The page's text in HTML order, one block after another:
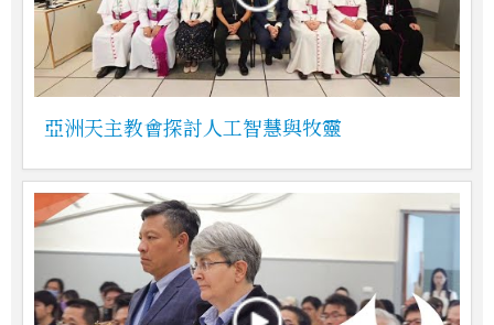
亞洲天主教會探討人工智慧與牧靈